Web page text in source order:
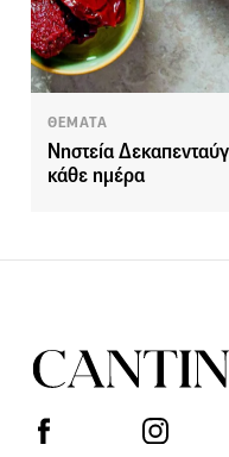
ΘΕΜΑΤΑ
Νηστεία
κάθε ημέρα